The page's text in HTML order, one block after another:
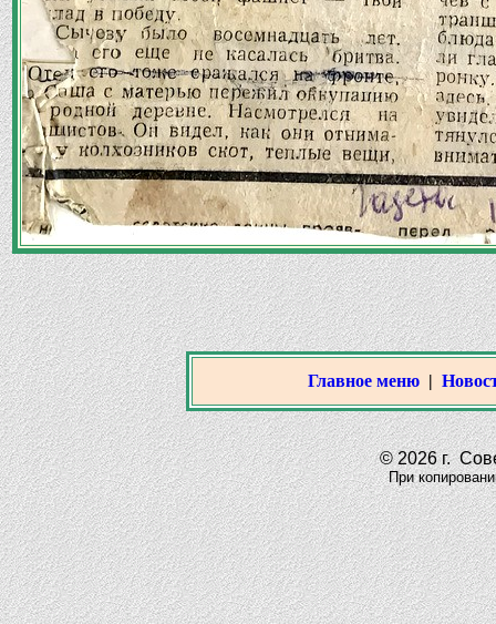
Главное меню |
© 2026 г.
При копировании